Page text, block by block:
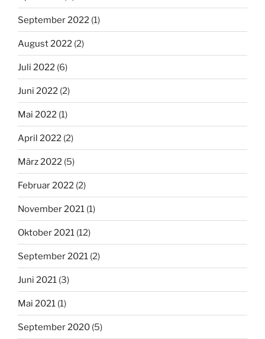
September 2022 (1)
August 2022 (2)
Juli 2022 (6)
Juni 2022 (2)
Mai 2022 (1)
April 2022 (2)
März 2022 (5)
Februar 2022 (2)
November 2021 (1)
Oktober 2021 (12)
September 2021 (2)
Juni 2021 (3)
Mai 2021 (1)
September 2020 (5)